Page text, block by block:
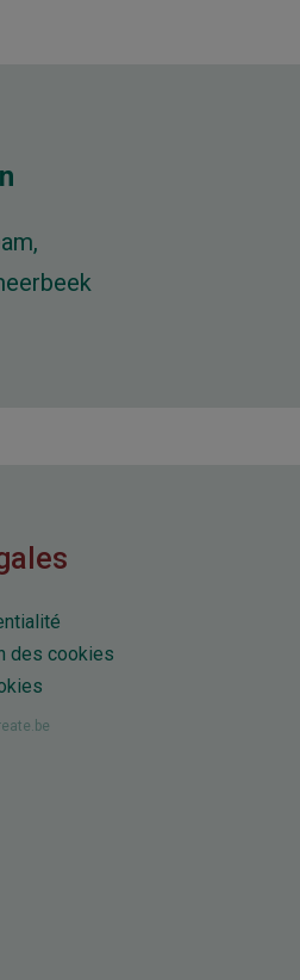
des cookies